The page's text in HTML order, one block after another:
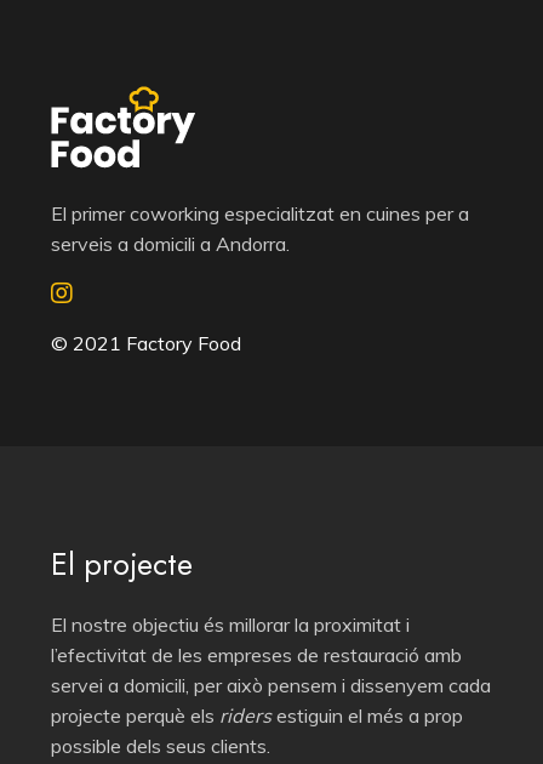
El primer coworking especialitzat en cuines per a
serveis a domicili a Andorra.
© 2021 Factory Food
El projecte
El nostre objectiu és millorar la proximitat i
l’efectivitat de les empreses de restauració amb
servei a domicili, per això pensem i dissenyem cada
projecte perquè els ridersestiguin el més a prop
possible dels seus clients.